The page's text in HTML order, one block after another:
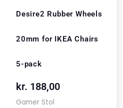
Desire2 Rubber Wheels
20mm for IKEA Chairs
5-pack
kr. 188,00
Gamer Stol